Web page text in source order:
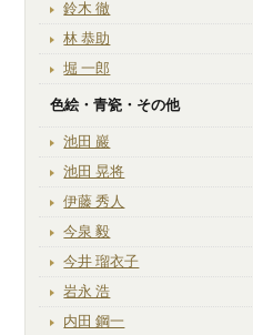
鈴木 徹
林 恭助
堀 一郎
色絵・青瓷・その他
池田 巖
池田 晃将
伊藤 秀人
今泉 毅
今井 瑠衣子
岩永 浩
内田 鋼一